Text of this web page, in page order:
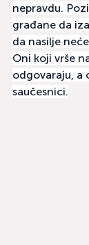
nepravdu.
građane da
da nasilje
Oni koji vrše
odgovaraju, a
saučesnici.